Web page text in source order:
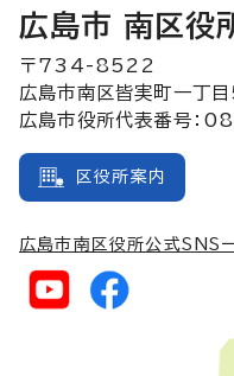
広島市 南区役
〒734-8522
広島市南区皆実町一丁
広島市役所代表番号
区役所案内
広島市南区役所公式SNS